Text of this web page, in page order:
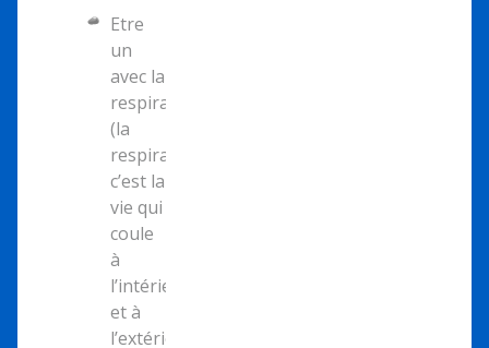
Etre
un
avec la
respiration
(la
respiration
c’est la
vie qui
coule
à
l’intérieur
et à
l’extérieur,